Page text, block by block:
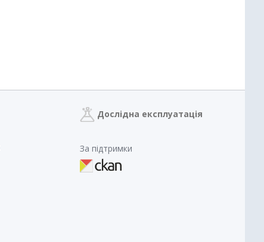
Дослідна експлуатація
За підтримки